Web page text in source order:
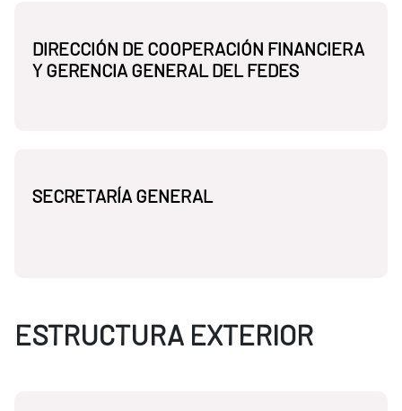
DIRECCIÓN DE COOPERACIÓN FINANCIERA
Y GERENCIA GENERAL DEL FEDES
SECRETARÍA GENERAL
ESTRUCTURA EXTERIOR